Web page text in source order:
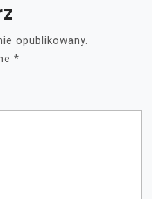
opublikowany.
*